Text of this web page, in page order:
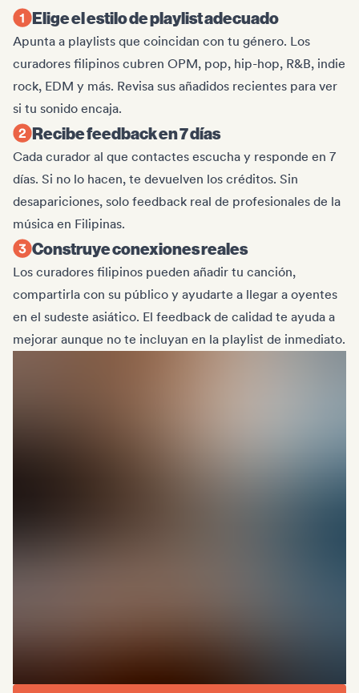
Elige el estilo de playlist adecuado
Apunta a playlists que coincidan con tu género. Los
curadores filipinos cubren OPM, pop, hip-hop, R&B, indie
rock, EDM y más. Revisa sus añadidos recientes para ver
si tu sonido encaja.
Recibe feedback en 7 días
Cada curador al que contactes escucha y responde en 7
días. Si no lo hacen, te devuelven los créditos. Sin
desapariciones, solo feedback real de profesionales de la
música en Filipinas.
Construye conexiones reales
Los curadores filipinos pueden añadir tu canción,
compartirla con su público y ayudarte a llegar a oyentes
en el sudeste asiático. El feedback de calidad te ayuda a
mejorar aunque no te incluyan en la playlist de inmediato.